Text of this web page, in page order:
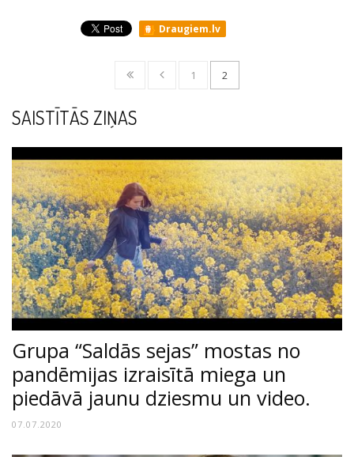
Draugiem.lv
1 2
SAISTĪTĀS ZIŅAS
Grupa “Saldās sejas” mostas no
pandēmijas izraisītā miega un
piedāvā jaunu dziesmu un video.
07.07.2020